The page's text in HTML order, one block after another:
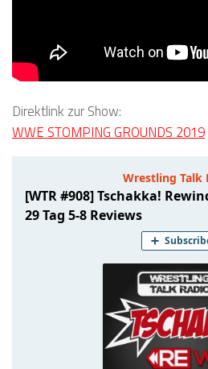
Direktlink zur Show:
WWE STOMPING GROUNDS 2019